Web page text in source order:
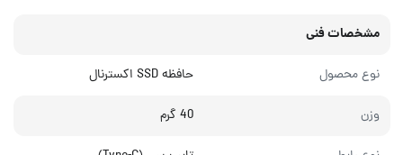
مشخصات فنی
نوع محصول حافظه SSD اکسترنال
وزن 40 گرم